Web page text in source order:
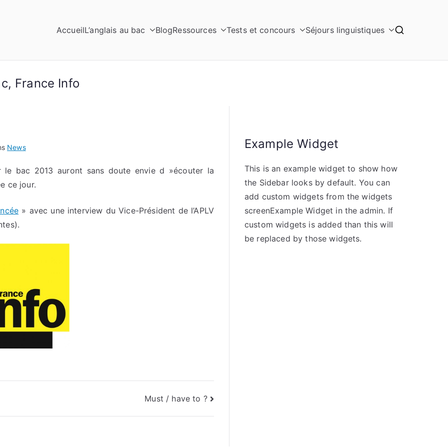
AccueilL’anglais au bac BlogRessources Tests et concours Séjours linguistiques
France Info
News
bac 2013 auront sans doute envie d »écouter la
ce jour.
» avec une interview du Vice-Président de l’APLV
Must / have to ?
Example Widget
This is an example widget to show how
the Sidebar looks by default. You can
add custom widgets from the widgets
screenExample Widget in the admin. If
custom widgets is added than this will
be replaced by those widgets.